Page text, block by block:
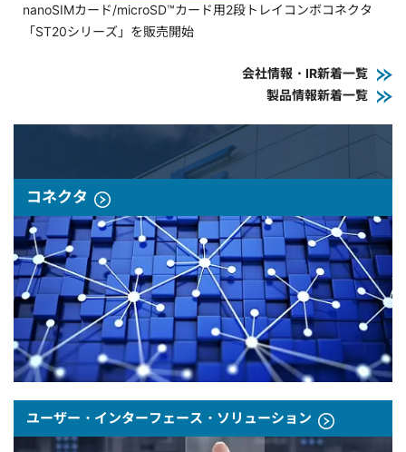
nanoSIMカード/microSD™カード用2段トレイコンボコネクタ
「ST20シリーズ」を販売開始
会社情報・IR新着一覧
製品情報新着一覧
コネクタ
ユーザー・インターフェース・ソリューション